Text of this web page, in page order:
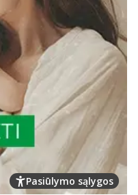
Pasiūlymo sąlygos